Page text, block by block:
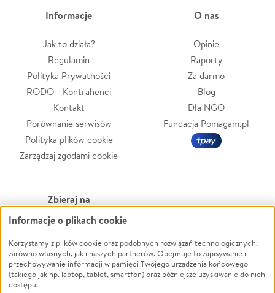
Informacje
Jak to działa?
Regulamin
Polityka Prywatności
RODO - Kontrahenci
Kontakt
Porównanie serwisów
Polityka plików cookie
Zarządzaj zgodami cookie
O nas
Opinie
Raporty
Za darmo
Blog
Dla NGO
Fundacja Pomagam.pl
Zbieraj na
Leczenie
Zwierzęta
Pożar
Ukraina
Powódź
Wichura
NGO
Informacje o plikach cookie
Korzystamy z plików cookie oraz podobnych rozwiązań technologicznych,
zarówno własnych, jak i naszych partnerów. Obejmuje to zapisywanie i
przechowywanie informacji w pamięci Twojego urządzenia końcowego
(takiego jak np. laptop, tablet, smartfon) oraz późniejsze uzyskiwanie do nich
dostępu.